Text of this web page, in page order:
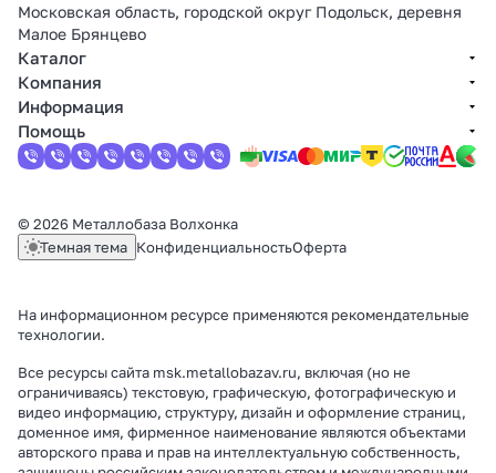
Московская область, городской округ Подольск, деревня
Малое Брянцево
Каталог
Компания
Информация
Помощь
© 2026 Металлобаза Волхонка
Темная тема КонфиденциальностьОферта
На информационном ресурсе применяются рекомендательные
технологии.
Все ресурсы сайта msk.metallobazav.ru, включая (но не
ограничиваясь) текстовую, графическую, фотографическую и
видео информацию, структуру, дизайн и оформление страниц,
доменное имя, фирменное наименование являются объектами
авторского права и прав на интеллектуальную собственность,